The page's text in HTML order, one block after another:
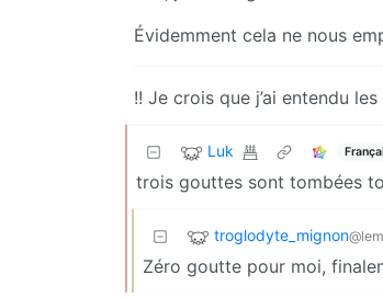
Évidemment cela ne nous
!! Je crois que j’ai entendu
Luk
trois gouttes sont tombées
troglodyte_mignon
Zéro goutte pour moi,